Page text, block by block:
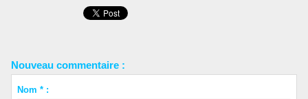
Nouveau commentaire :
Nom * :